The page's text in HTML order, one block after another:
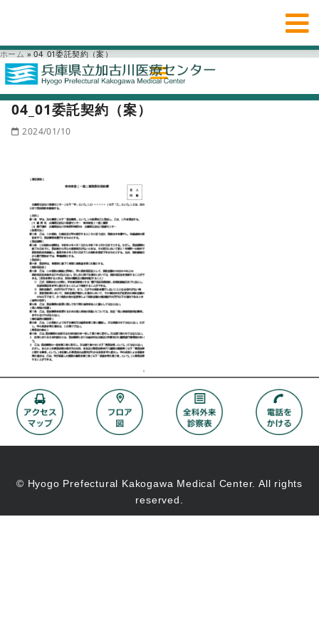
ホーム » 04_01委託契約（案）
04_01委託契約（案）
2024/01/10
© Hyogo Prefectural Kakogawa Medical Center. All rights
reserved.